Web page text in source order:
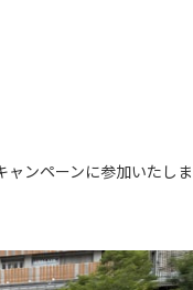
ンペーンに参加いたし